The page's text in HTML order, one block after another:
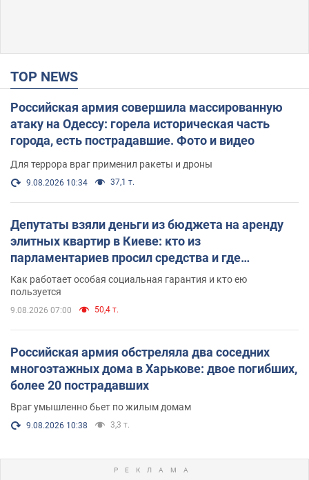
TOP NEWS
Российская армия совершила массированную
атаку на Одессу: горела историческая часть
города, есть пострадавшие. Фото и видео
Для террора враг применил ракеты и дроны
9.08.2026 10:34 37,1 т.
Депутаты взяли деньги из бюджета на аренду
элитных квартир в Киеве: кто из
парламентариев просил средства и где
поселился
Как работает особая социальная гарантия и кто ею
пользуется
9.08.2026 07:00 50,4 т.
Российская армия обстреляла два соседних
многоэтажных дома в Харькове: двое погибших,
более 20 пострадавших
Враг умышленно бьет по жилым домам
9.08.2026 10:38 3,3 т.